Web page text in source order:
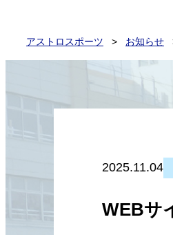
アストロスポーツ > お知らせ
2025.11.04
WEBサ